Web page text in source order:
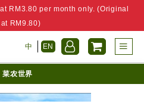
RM3.80 per month only. (Original
RM9.80)
中 EN
菜农世界